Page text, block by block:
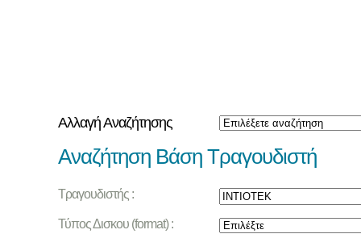
Αλλαγή Αναζήτησης
Αναζήτηση Βάση Τραγουδιστή
Τραγουδιστής :
Τύπος Δισκου (format) :